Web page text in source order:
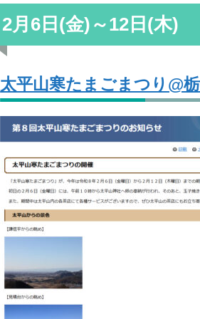
2月6日(金)～12日(木)
太平山寒たまごまつり@